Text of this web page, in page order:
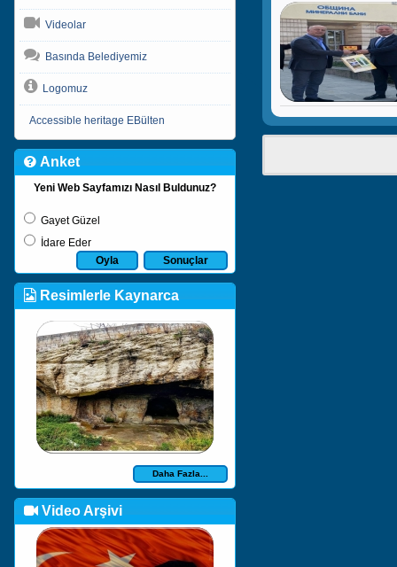
Videolar
Basında Belediyemiz
Logomuz
Accessible heritage EBülten
Anket
Yeni Web Sayfamızı Nasıl Buldunuz?
Gayet Güzel
İdare Eder
Sonuçlar
Oyla
Resimlerle Kaynarca
Daha Fazla...
Video Arşivi